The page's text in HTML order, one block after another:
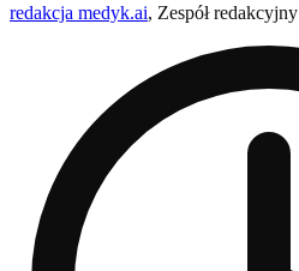
redakcja medyk.ai, Zespół redakcyjny